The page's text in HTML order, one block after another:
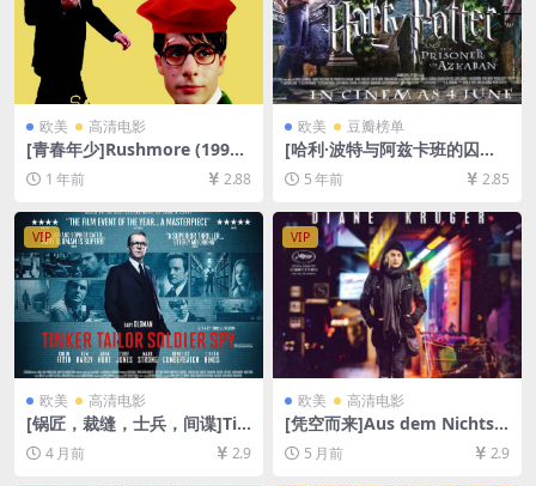
欧美 高清电影
[青春年少]Rushmore (1998)
[百度网盘+夸克网盘1080P超
清未删减资源][网盘在线播放/
下载][MP4/6.5GB][中英字幕]
1 年前 2.88
欧美 豆瓣榜单
[哈利·波特与阿兹卡班的囚徒]
Harry Potter and the Priso
ner of Azkaban (2004)[百度
网盘+迅雷云盘资源1080P超
清未删减][MP4/9.2GB][中英
字幕]
5 年前 2.85
VIP
欧美 高清电影
[锅匠，裁缝，士兵，间谍]Tin
ker Tailor Soldier Spy (201
1)[百度网盘+夸克网盘1080P
4 月前 2.9
VIP
欧美 高清电影
[凭空而来]Aus dem Nichts
(2017)[百度网盘+夸克网盘10
80P超清未删减资源][网盘在
5 月前 2.9